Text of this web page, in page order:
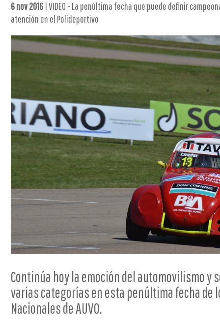
6 nov 2016 | VIDEO - La penúltima fecha que puede definir
atención en el Polideportivo
Continúa hoy la emoción del automovilismo y
varias categorías en esta penúltima fecha de
Nacionales de AUVO.